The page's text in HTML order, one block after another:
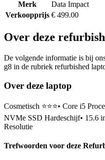
Merk
Data Impact
Verkoopprijs € 499.00
Over deze
De volgende informatie is bij
g8 in de rubriek refurbished
Over deze laptop
Cosmetisch ⭐⭐⭐• Core i5
NVMe SSD Hardeschijf• 15.6
Resolutie
Trefwoorden voor deze